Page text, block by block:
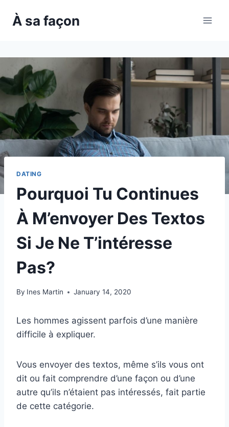
À sa façon
DATING
Pourquoi Tu Continues
À M’envoyer Des Textos
Si Je Ne T’intéresse
Pas?
By Ines Martin January 14, 2020
Les hommes agissent parfois d’une manière
difficile à expliquer.
Vous envoyer des textos, même s’ils vous ont
dit ou fait comprendre d’une façon ou d’une
autre qu’ils n’étaient pas intéressés, fait partie
de cette catégorie.